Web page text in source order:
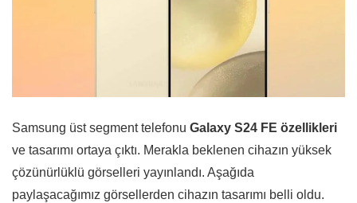
Samsung üst segment telefonu Galaxy S24 FE özellikleri
ve tasarımı ortaya çıktı. Merakla beklenen cihazın yüksek
çözünürlüklü görselleri yayınlandı. Aşağıda
paylaşacağımız görsellerden cihazın tasarımı belli oldu.